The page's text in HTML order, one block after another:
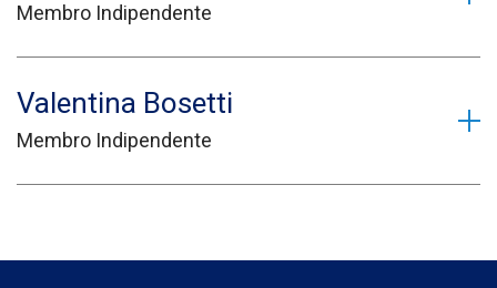
Membro Indipendente
Valentina Bosetti
Membro Indipendente